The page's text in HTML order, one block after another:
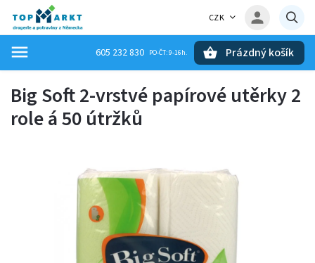
CZK
605 232 830 Prázdný košík
Big Soft 2-vrstvé papírové utěrky 2
role á 50 útržků